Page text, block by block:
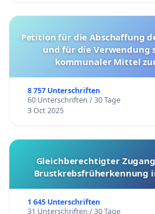
Petition für die Abschaffung der Tötungsstationen
und für die Verwendung
kommunaler Mittel
8 757 Unterschriften
60 Unterschriften / 30 Tage
3 Oct 2025
Gleichberechtigter
Brustkrebsfrüherkennung
1 645 Unterschriften
31 Unterschriften / 30 Tage